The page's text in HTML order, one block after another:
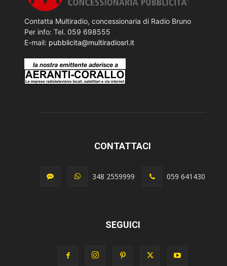
Contatta Multiradio, concessionaria di Radio Bruno
Per info: Tel. 059 698555
E-mail: pubblicita@multiradiosrl.it
CONTATTACI
348 2559999 059 641430
SEGUICI